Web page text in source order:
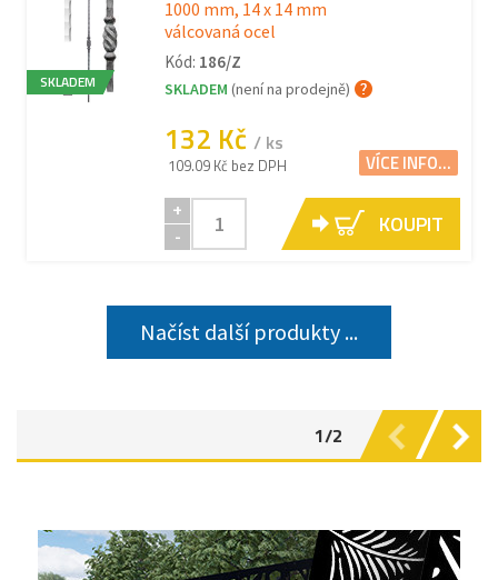
SKLADEM
1000 mm, 14 x 14 mm
válcovaná ocel
Kód: 186/Z
SKLADEM (není na prodejně)
132 Kč / ks
109.09 Kč bez DPH VÍCE INFO...
+
-
KOUPIT
Načíst další produkty ...
1/2